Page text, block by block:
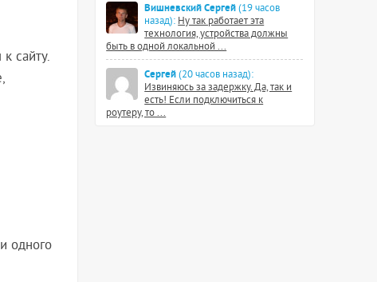
сайту.
одного
Вишневский Сергей (19 часов
назад): Ну так работает эта
технология, устройства должны
быть в одной локальной ...
Сергей (20 часов назад):
Извиняюсь за задержку. Да, так и
есть! Если подключиться к
роутеру, то ...